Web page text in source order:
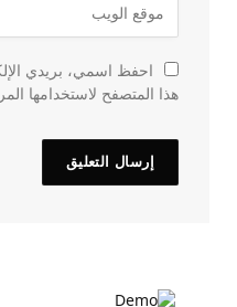
احفظ اسمي، بريدي
هذا المتصفح لاستخدامها